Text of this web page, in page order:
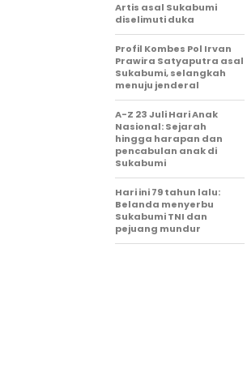
Artis asal Sukabumi
diselimuti duka
Profil Kombes Pol Irvan
Prawira Satyaputra asal
Sukabumi, selangkah
menuju jenderal
A-Z 23 Juli Hari Anak
Nasional: Sejarah
hingga harapan dan
pencabulan anak di
Sukabumi
Hari ini 79 tahun lalu:
Belanda menyerbu
Sukabumi TNI dan
pejuang mundur